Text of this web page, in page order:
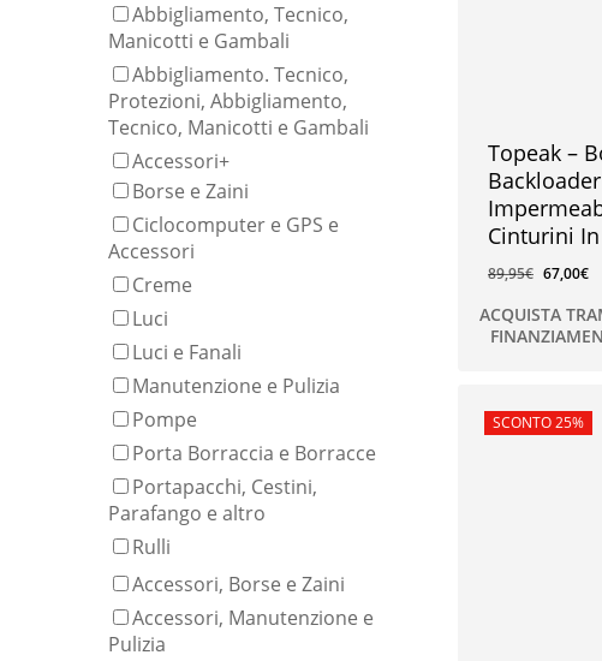
Abbigliamento, Tecnico,
Manicotti e Gambali
Abbigliamento. Tecnico,
Protezioni, Abbigliamento,
Tecnico, Manicotti e Gambali
Accessori+
Borse e Zaini
Ciclocomputer e GPS e
Accessori
Creme
Luci
Luci e Fanali
Manutenzione e Pulizia
Pompe
Porta Borraccia e Borracce
Portapacchi, Cestini,
Parafango e altro
Rulli
Accessori, Borse e Zaini
Accessori, Manutenzione e
Pulizia
Topeak –
Cinturini
89,95€ 67,00€
67,00€
ACQUISTA
In offerta!
SCONTO 25%